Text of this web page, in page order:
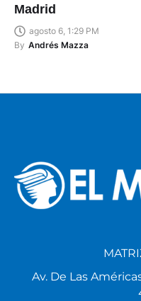
Madrid
agosto 6, 1:29 PM
By Andrés Mazza
Av. De Las